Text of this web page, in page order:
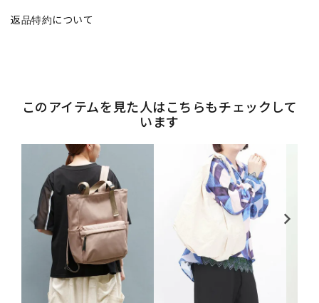
返品特約について
このアイテムを見た人はこちらもチェックして
います